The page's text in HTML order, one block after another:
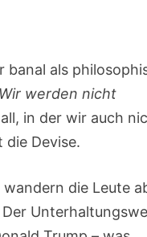
banal als
werden nicht
in der wir auch
Devise.
die Leute